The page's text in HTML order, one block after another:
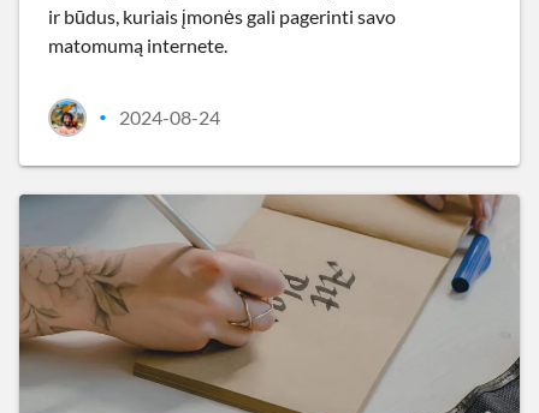
ir būdus, kuriais įmonės gali pagerinti savo
matomumą internete.
• 2024-08-24